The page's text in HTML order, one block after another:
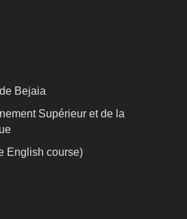
Bejaia
Supérieur et de la
English course)